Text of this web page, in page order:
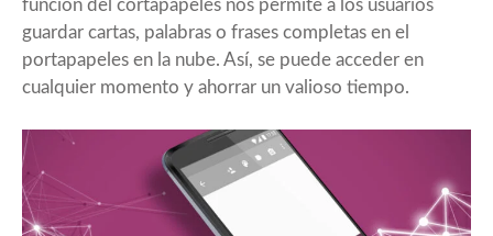
función del cortapapeles nos permite a los usuarios
guardar cartas, palabras o frases completas en el
portapapeles en la nube. Así, se puede acceder en
cualquier momento y ahorrar un valioso tiempo.